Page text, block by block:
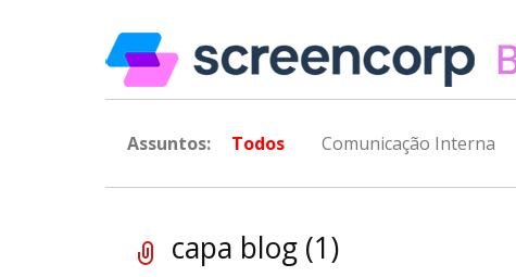
Assuntos: Todos Comunicação Interna
capa blog (1)